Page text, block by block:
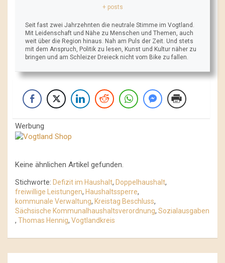
+ posts
Seit fast zwei Jahrzehnten die neutrale Stimme im Vogtland.
Mit Leidenschaft und Nähe zu Menschen und Themen, auch
weit über die Region hinaus. Nah am Puls der Zeit. Und stets
mit dem Anspruch, Politik zu lesen, Kunst und Kultur näher zu
bringen und am Schleizer Dreieck nicht vom Bike zu fallen.
Werbung
Keine ähnlichen Artikel gefunden.
Stichworte: Defizit im Haushalt, Doppelhaushalt,
freiwillige Leistungen, Haushaltssperre,
kommunale Verwaltung, Kreistag Beschluss,
Sächsische Kommunalhaushaltsverordnung, Sozialausgaben
, Thomas Hennig, Vogtlandkreis